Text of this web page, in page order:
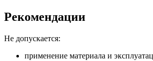
Рекомендации
Не допускается:
применение материала и